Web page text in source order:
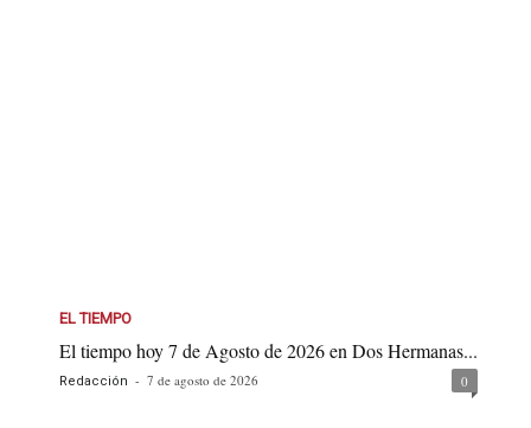
EL TIEMPO
El tiempo hoy 7 de Agosto de 2026 en Dos Hermanas...
Redacción - 7 de agosto de 2026 0